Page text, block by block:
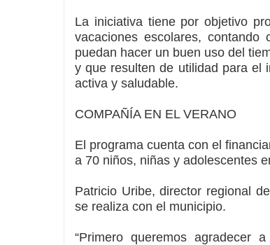
Dos internos intentaron escapar por un forado desde la cárcel de
La iniciativa tiene por objetivo
vacaciones escolares,
puedan hacer un buen uso del
y que resulten de utilidad para el
activa y saludable.
COMPAÑÍA EN EL VERANO
El programa cuenta con el
a 70 niños, niñas y adolescentes
Patricio Uribe, director regional
se realiza con el municipio.
“Primero queremos agradecer